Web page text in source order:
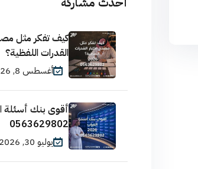
كيف تفكر مثل
القدرات اللفظية؟
أغسطس 8, 2026
أقوى بنك أسئلة
0563629802
يوليو 30, 2026